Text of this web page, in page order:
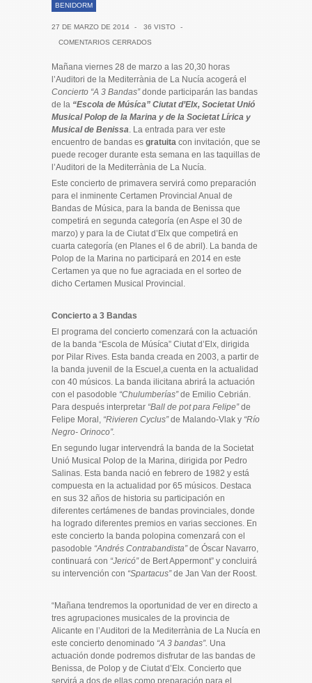
BENIDORM
27 DE MARZO DE 2014 - 36 VISTO
-
COMENTARIOS CERRADOS
Mañana viernes 28 de marzo a las 20,30 horas
l’Auditori de la Mediterrània de La Nucía acogerá el
Concierto “A 3 Bandas”donde participarán las bandas
de la “Escola de Músíca” Ciutat d’Elx, Societat Unió
Musical Polop de la Marina y de la Societat Lírica y
Musical de Benissa. La entrada para ver este
encuentro de bandas es gratuita con invitación, que se
puede recoger durante esta semana en las taquillas de
l’Auditori de la Mediterrània de La Nucía.
Este concierto de primavera servirá como preparación
para el inminente Certamen Provincial Anual de
Bandas de Música, para la banda de Benissa que
competirá en segunda categoría (en Aspe el 30 de
marzo) y para la de Ciutat d’Elx que competirá en
cuarta categoría (en Planes el 6 de abril). La banda de
Polop de la Marina no participará en 2014 en este
Certamen ya que no fue agraciada en el sorteo de
dicho Certamen Musical Provincial.
Concierto a 3 Bandas
El programa del concierto comenzará con la actuación
de la banda “Escola de Músíca” Ciutat d’Elx, dirigida
por Pilar Rives. Esta banda creada en 2003, a partir de
la banda juvenil de la Escuel,a cuenta en la actualidad
con 40 músicos. La banda ilicitana abrirá la actuación
con el pasodoble “Chulumberías”de Emilio Cebrián.
Para después interpretar “Ball de pot para Felipe”de
Felipe Moral, “Rivieren Cyclus”de Malando-Vlak y “Río
Negro- Orinoco”.
En segundo lugar intervendrá la banda de la Societat
Unió Musical Polop de la Marina, dirigida por Pedro
Salinas. Esta banda nació en febrero de 1982 y está
compuesta en la actualidad por 65 músicos. Destaca
en sus 32 años de historia su participación en
diferentes certámenes de bandas provinciales, donde
ha logrado diferentes premios en varias secciones. En
este concierto la banda polopina comenzará con el
pasodoble “Andrés Contrabandista”de Óscar Navarro,
continuará con “Jericó”de Bert Appermont” y concluirá
su intervención con “Spartacus”de Jan Van der Roost.
“Mañana tendremos la oportunidad de ver en directo a
tres agrupaciones musicales de la provincia de
Alicante en l’Auditori de la Mediterrània de La Nucía en
este concierto denominado “A 3 bandas”. Una
actuación donde podremos disfrutar de las bandas de
Benissa, de Polop y de Ciutat d’Elx. Concierto que
servirá a dos de ellas como preparación para el